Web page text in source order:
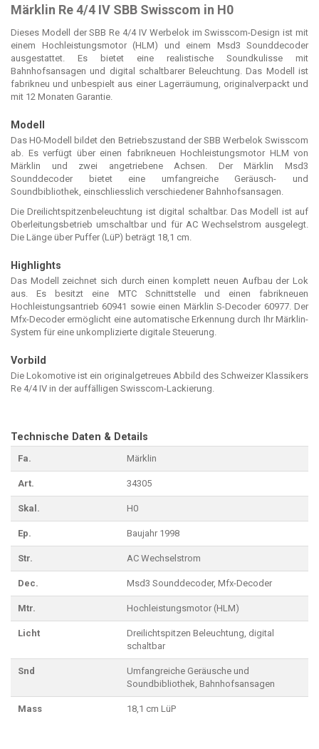
Märklin Re 4/4 IV SBB Swisscom in H0
Dieses Modell der SBB Re 4/4 IV Werbelok im Swisscom-Design ist mit
einem Hochleistungsmotor (HLM) und einem Msd3 Sounddecoder
ausgestattet. Es bietet eine realistische Soundkulisse mit
Bahnhofsansagen und digital schaltbarer Beleuchtung. Das Modell ist
fabrikneu und unbespielt aus einer Lagerräumung, originalverpackt und
mit 12 Monaten Garantie.
Modell
Das H0-Modell bildet den Betriebszustand der SBB Werbelok Swisscom
ab. Es verfügt über einen fabrikneuen Hochleistungsmotor HLM von
Märklin und zwei angetriebene Achsen. Der Märklin Msd3
Sounddecoder bietet eine umfangreiche Geräusch- und
Soundbibliothek, einschliesslich verschiedener Bahnhofsansagen.
Die Dreilichtspitzenbeleuchtung ist digital schaltbar. Das Modell ist auf
Oberleitungsbetrieb umschaltbar und für AC Wechselstrom ausgelegt.
Die Länge über Puffer (LüP) beträgt 18,1 cm.
Highlights
Das Modell zeichnet sich durch einen komplett neuen Aufbau der Lok
aus. Es besitzt eine MTC Schnittstelle und einen fabrikneuen
Hochleistungsantrieb 60941 sowie einen Märklin S-Decoder 60977. Der
Mfx-Decoder ermöglicht eine automatische Erkennung durch Ihr Märklin-
System für eine unkomplizierte digitale Steuerung.
Vorbild
Die Lokomotive ist ein originalgetreues Abbild des Schweizer Klassikers
Re 4/4 IV in der auffälligen Swisscom-Lackierung.
Technische Daten & Details
Fa. Märklin
Art. 34305
Skal. H0
Ep. Baujahr 1998
Str. AC Wechselstrom
Dec. Msd3 Sounddecoder, Mfx-Decoder
Mtr. Hochleistungsmotor (HLM)
Licht
Dreilichtspitzen Beleuchtung, digital
schaltbar
Snd
Umfangreiche Geräusche und
Soundbibliothek, Bahnhofsansagen
Mass 18,1 cm LüP